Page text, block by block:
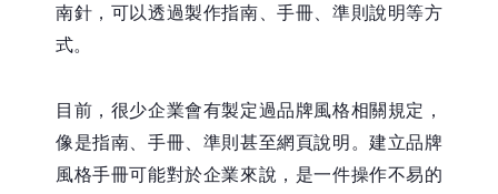
南針，可以透過製作指南、手冊、準則說明等方
式。
目前，很少企業會有製定過品牌風格相關規定，
像是指南、手冊、準則甚至網頁說明。建立品牌
風格手冊可能對於企業來說，是一件操作不易的